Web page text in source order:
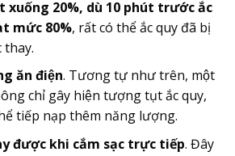
xuống 20%, dù 10 phút trước ắc
mức 80%, rất có thể ắc quy đã bị
thay.
ăn điện. Tương tự như trên, một
chỉ gây hiện tượng tụt ắc quy,
tiếp nạp thêm năng lượng.
được khi cắm sạc trực tiếp. Đây